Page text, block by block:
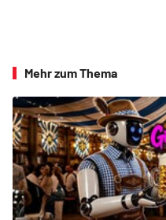
Mehr zum Thema